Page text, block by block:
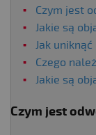
Czym jest
Jakie są
Jak
Czego
Jakie są
Czym jest